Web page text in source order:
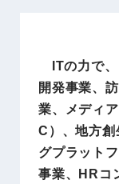
ITの力で、
開発事業、
業、メディ
C）、地方
グプラット
事業、HRコ